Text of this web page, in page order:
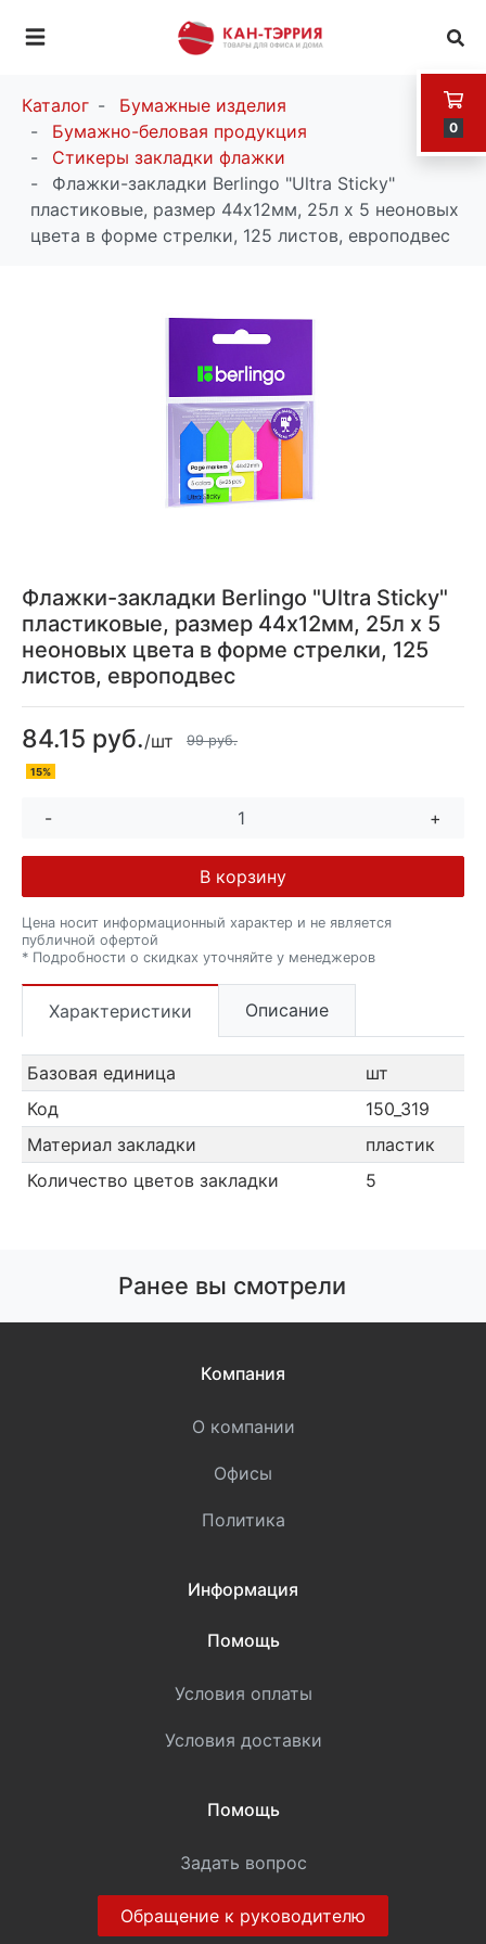
0
Каталог
Бумажные изделия
Бумажно-беловая продукция
Стикеры закладки флажки
Флажки-закладки Berlingo "Ultra Sticky"
пластиковые, размер 44х12мм, 25л х 5 неоновых
цвета в форме стрелки, 125 листов, европодвес
Флажки-закладки Berlingo "Ultra Sticky"
пластиковые, размер 44х12мм, 25л х 5
неоновых цвета в форме стрелки, 125
листов, европодвес
84.15 руб./шт 99 руб.
15%
- +
В корзину
Цена носит информационный характер и не является
публичной офертой
* Подробности о скидках уточняйте у менеджеров
Характеристики Описание
Базовая единица
шт
Код
150_319
Материал закладки
пластик
Количество цветов закладки
5
Ранее вы смотрели
Компания
О компании
Офисы
Политика
Информация
Помощь
Условия оплаты
Условия доставки
Помощь
Задать вопрос
Обращение к руководителю